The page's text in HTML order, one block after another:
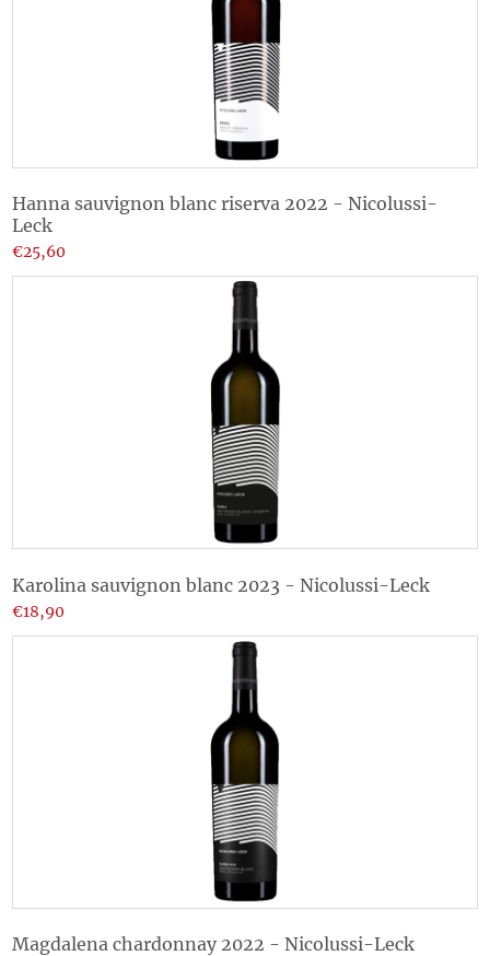
Hanna sauvignon blanc riserva 2022 - Nicolussi-
Leck
€25,60
Karolina sauvignon blanc 2023 - Nicolussi-Leck
€18,90
Magdalena chardonnay 2022 - Nicolussi-Leck